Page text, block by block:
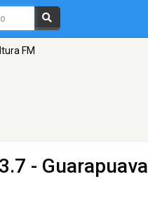
FM
- Guarapuava